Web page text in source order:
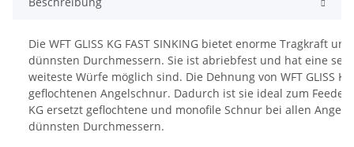
Die WFT GLISS KG FAST SINKING bietet enorme Tragkraft
dünnsten Durchmessern. Sie ist abriebfest und hat eine
weiteste Würfe möglich sind. Die Dehnung von WFT GLISS
geflochtenen Angelschnur. Dadurch ist sie ideal zum
KG ersetzt geflochtene und monofile Schnur bei allen
dünnsten Durchmessern.